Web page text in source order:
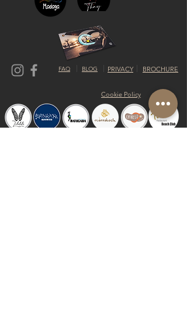
FAQ BLOG PRIVACY BROCHURE
Cookie Policy